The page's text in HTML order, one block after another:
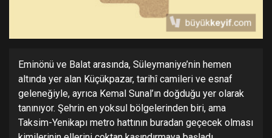
Eminönü ve Balat arasında, Süleymaniye’nin hemen
altında yer alan Küçükpazar, tarihî camileri ve esnaf
geleneğiyle, ayrıca Kemal Sunal’ın doğduğu yer olarak
tanınıyor. Şehrin en yoksul bölgelerinden biri, ama
Taksim-Yenikapı metro hattının buradan geçecek olması